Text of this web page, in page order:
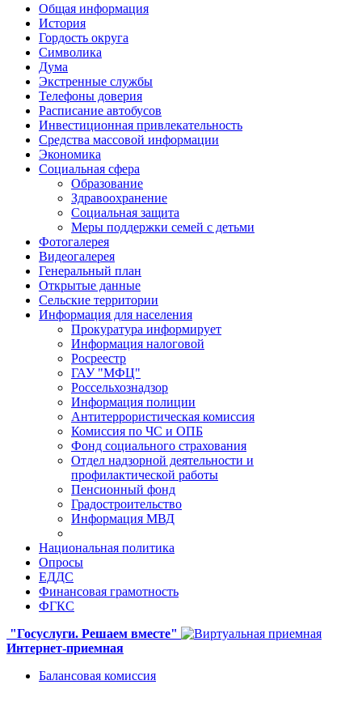
Общая информация
История
Гордость округа
Символика
Дума
Экстренные службы
Телефоны доверия
Расписание автобусов
Инвестиционная привлекательность
Средства массовой информации
Экономика
Социальная сфера
Образование
Здравоохранение
Социальная защита
Меры поддержки семей с детьми
Фотогалерея
Видеогалерея
Генеральный план
Открытые данные
Сельские территории
Информация для населения
Прокуратура информирует
Информация налоговой
Росреестр
ГАУ "МФЦ"
Россельхознадзор
Информация полиции
Антитеррористическая комиссия
Комиссия по ЧС и ОПБ
Фонд социального страхования
Отдел надзорной деятельности и
профилактической работы
Пенсионный фонд
Градостроительство
Информация МВД
Национальная политика
Опросы
ЕДДС
Финансовая грамотность
ФГКС
"Госуслуги. Решаем вместе"
Интернет-приемная
Балансовая комиссия